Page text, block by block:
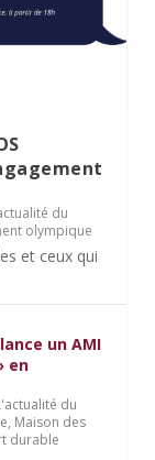
du
olympique
et ceux qui
un AMI
en
du
, Maison des
durable